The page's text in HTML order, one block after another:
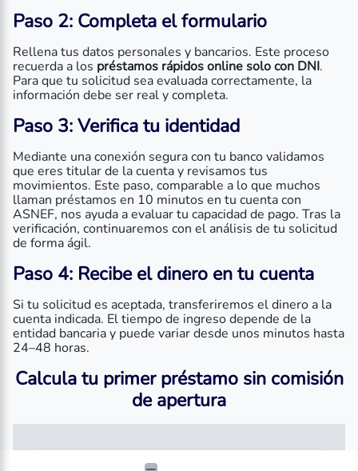
Paso 2: Completa el formulario
Rellena tus datos personales y bancarios. Este proceso
recuerda a los préstamos rápidos online solo con DNI.
Para que tu solicitud sea evaluada correctamente, la
información debe ser real y completa.
Paso 3: Verifica tu identidad
Mediante una conexión segura con tu banco validamos
que eres titular de la cuenta y revisamos tus
movimientos. Este paso, comparable a lo que muchos
llaman préstamos en 10 minutos en tu cuenta con
ASNEF, nos ayuda a evaluar tu capacidad de pago. Tras la
verificación, continuaremos con el análisis de tu solicitud
de forma ágil.
Paso 4: Recibe el dinero en tu cuenta
Si tu solicitud es aceptada, transferiremos el dinero a la
cuenta indicada. El tiempo de ingreso depende de la
entidad bancaria y puede variar desde unos minutos hasta
24–48 horas.
Calcula tu primer préstamo sin comisión
de apertura